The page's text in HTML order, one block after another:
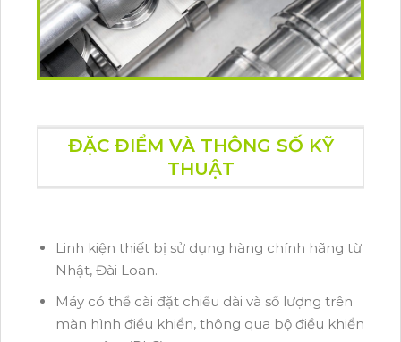
ĐẶC ĐIỂM VÀ THÔNG SỐ KỸ
THUẬT
Linh kiện thiết bị sử dụng hàng chính hãng từ
Nhật, Đài Loan.
Máy có thể cài đặt chiều dài và số lượng trên
màn hình điều khiển, thông qua bộ điều khiển